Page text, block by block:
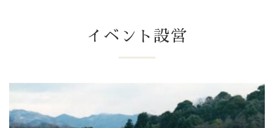
イベント設営